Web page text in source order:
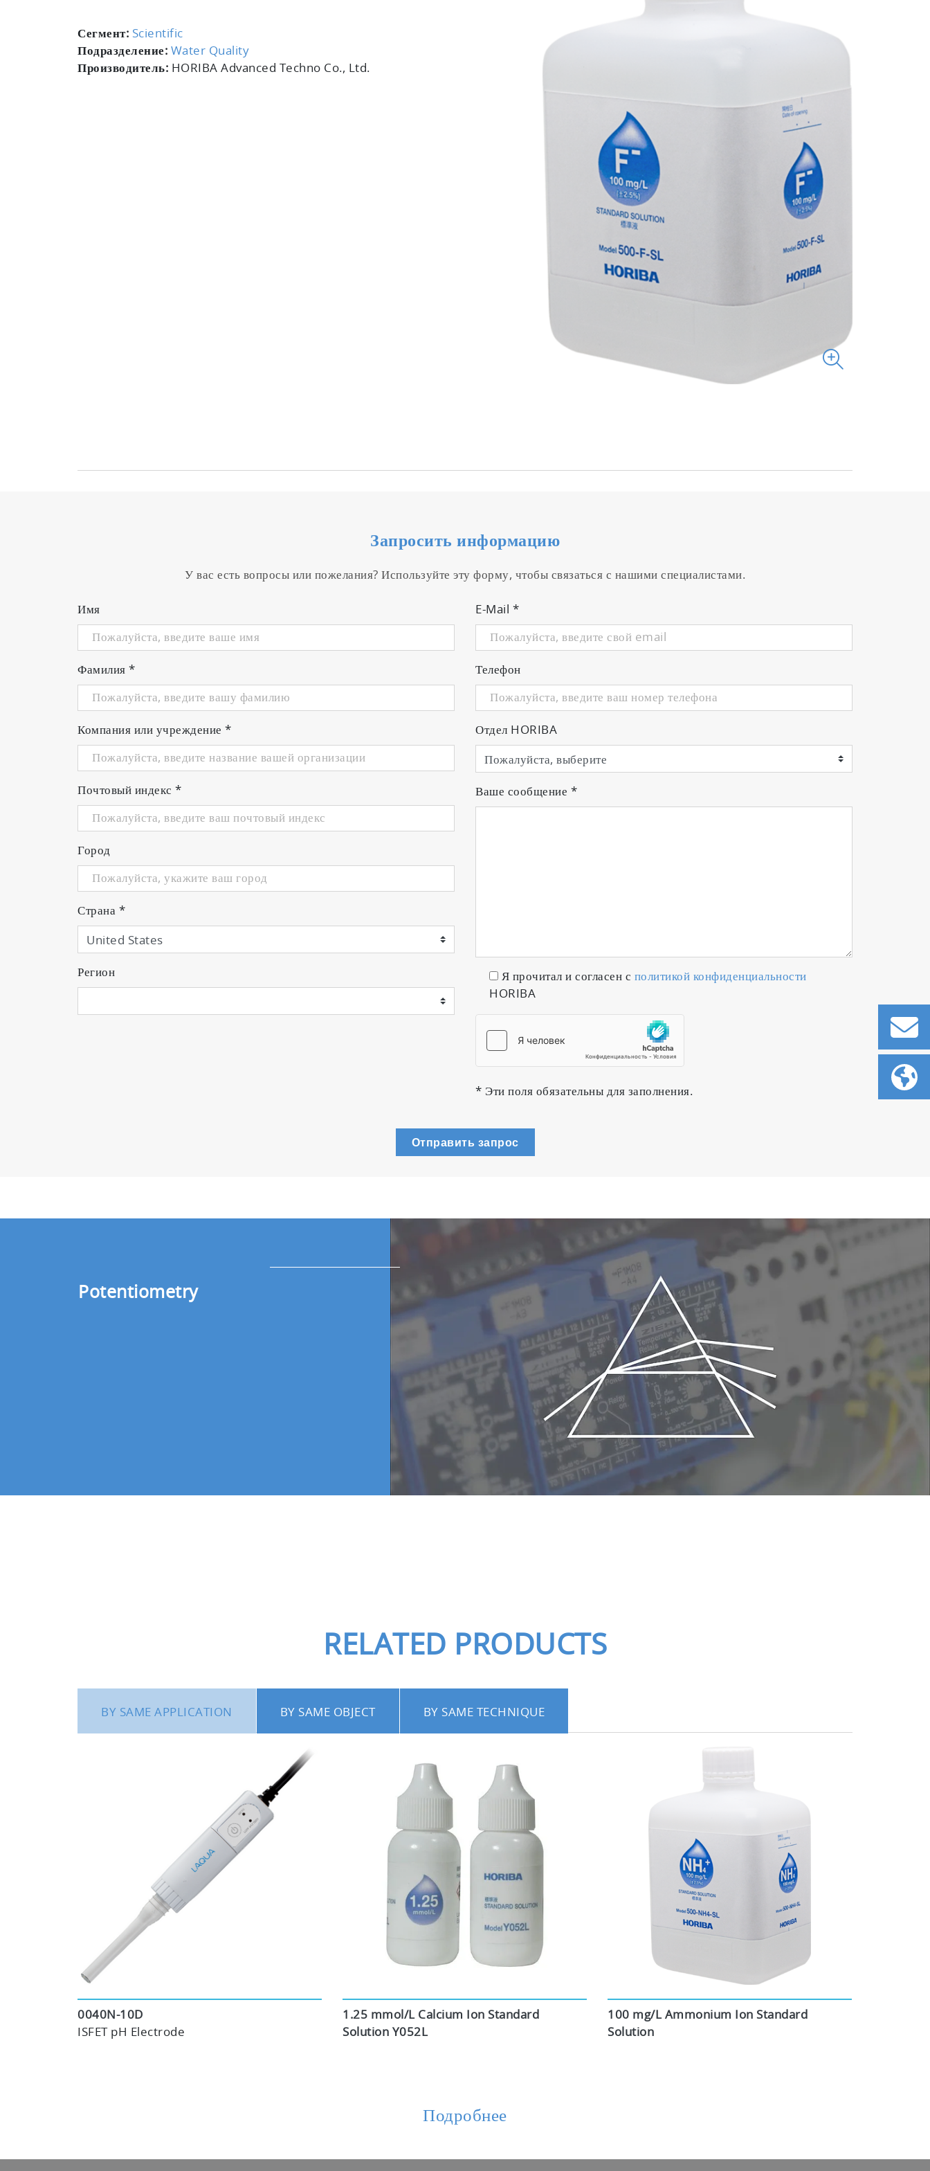
Сегмент: Scientific
Подразделение: Water Quality
Производитель: HORIBA Advanced Techno Co., Ltd.
Запросить информацию
У вас есть вопросы или пожелания? Используйте эту форму, чтобы связаться с нашими специалистами.
Имя
Фамилия *
Компания или учреждение *
Почтовый индекс *
Город
Страна *
Регион
E-Mail *
Телефон
Отдел HORIBA
Ваше сообщение *
Я прочитал и согласен с политикой конфиденциальности
HORIBA
* Эти поля обязательны для заполнения.
Отправить запрос
Potentiometry
RELATED PRODUCTS
BY SAME APPLICATION BY SAME OBJECT BY SAME TECHNIQUE
0040N-10D
ISFET pH Electrode
1.25 mmol/L Calcium Ion Standard
Solution Y052L
100 mg/L Ammonium Ion Standard
Solution
Подробнее